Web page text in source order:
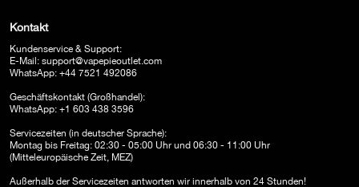
Kontakt
Kundenservice & Support:
E-Mail: support@vapepieoutlet.com
WhatsApp: +44 7521 492086
Geschäftskontakt (Großhandel):
WhatsApp: +1 603 438 3596
Servicezeiten (in deutscher Sprache):
Montag bis Freitag: 02:30 - 05:00 Uhr und 06:30 - 11:00 Uhr
(Mitteleuropäische Zeit, MEZ)
Außerhalb der Servicezeiten antworten wir innerhalb von 24 Stunden!